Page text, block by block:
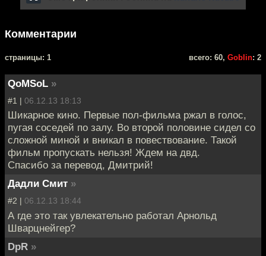
Комментарии
cтраницы: 1 всего: 60, Goblin: 2
QoMSoL »
#1 | 06.12.13 18:13
Шикарное кино. Первые пол-фильма ржал в голос,
пугая соседей по залу. Во второй половине сидел со
сложной миной и вникал в повествование. Такой
фильм пропускать нельзя! Ждем на двд.
Спасибо за перевод, Дмитрий!
Дадли Смит »
#2 | 06.12.13 18:44
А где это так увлекательно работал Арнольд
Шварцнейгер?
DpR »